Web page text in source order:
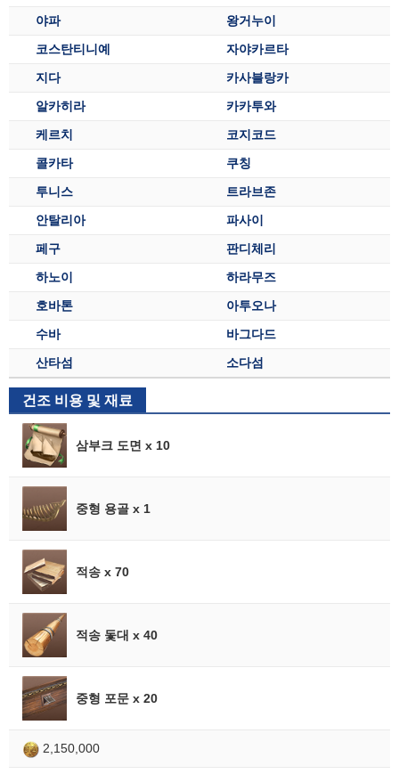
야파
왕거누이
코스탄티니예
자야카르타
지다
카사블랑카
알카히라
카카투와
케르치
코지코드
콜카타
쿠칭
투니스
트라브존
안탈리아
파사이
페구
판디체리
하노이
하라무즈
호바톤
아투오나
수바
바그다드
산타섬
소다섬
건조 비용 및 재료
삼부크 도면 x 10
중형 용골 x 1
적송 x 70
적송 돛대 x 40
중형 포문 x 20
2,150,000